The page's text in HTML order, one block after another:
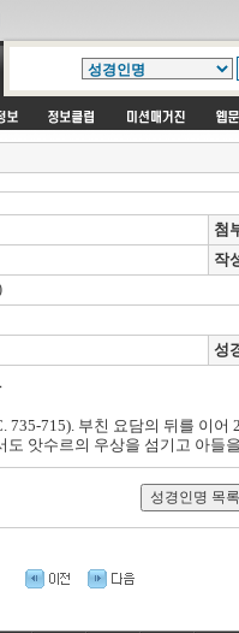
첨
작
성
735-715). 부친 요담의 뒤를 이
도 앗수르의 우상을 섬기고 아들